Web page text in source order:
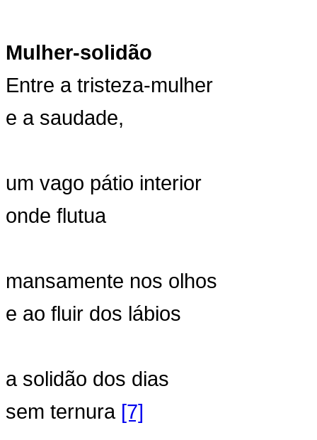
Mulher-solidão
Entre a tristeza-mulher
e a saudade,
um vago pátio interior
onde flutua
mansamente nos olhos
e ao fluir dos lábios
a solidão dos dias
sem ternura [7]